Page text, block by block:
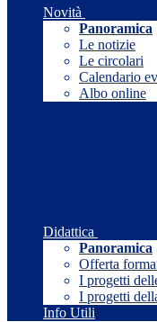
Novità
Panoramica
Le notizie
Le circolari
Calendario
Albo online
Didattica
Panoramica
Offerta
I progetti
I progetti
Info Utili